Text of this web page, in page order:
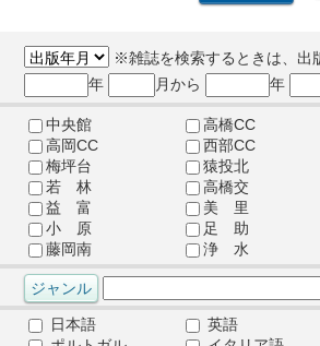
※雑誌を検索するときは、出
年
月から 年
中央館
高橋CC
高岡CC
西部CC
梅坪台
猿投北
若 林
高橋交
益 富
美 里
小 原
足 助
藤岡南
浄 水
日本語
英語